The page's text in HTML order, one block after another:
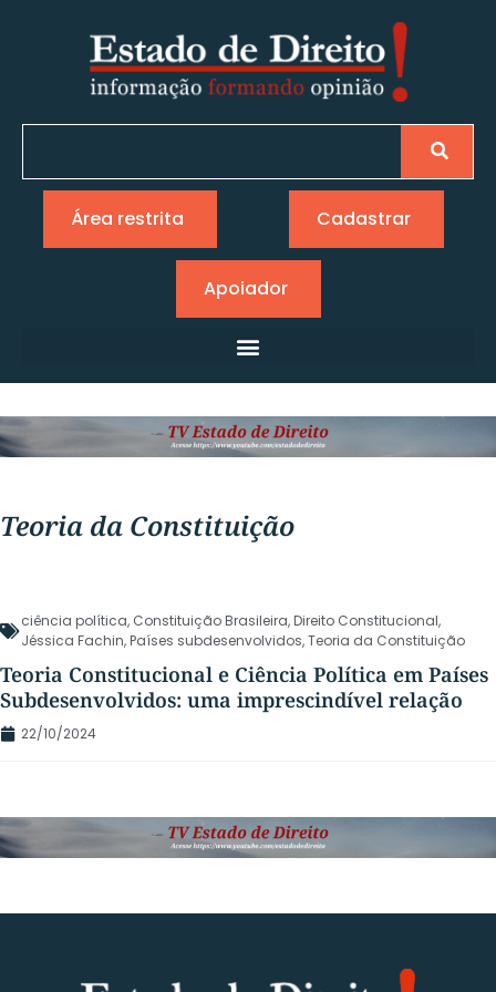
Área restrita Cadastrar
Apoiador
Teoria da Constituição
ciência política, Constituição Brasileira,Direito Constitucional,
Jéssica Fachin,Países subdesenvolvidos,Teoria da Constituição
Teoria Constitucional e Ciência Política em Países
Subdesenvolvidos: uma imprescindível relação
22/10/2024